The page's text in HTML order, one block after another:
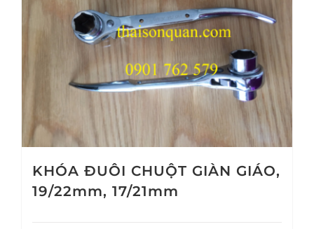
KHÓA ĐUÔI CHUỘT GIÀN GIÁO,
19/22mm, 17/21mm